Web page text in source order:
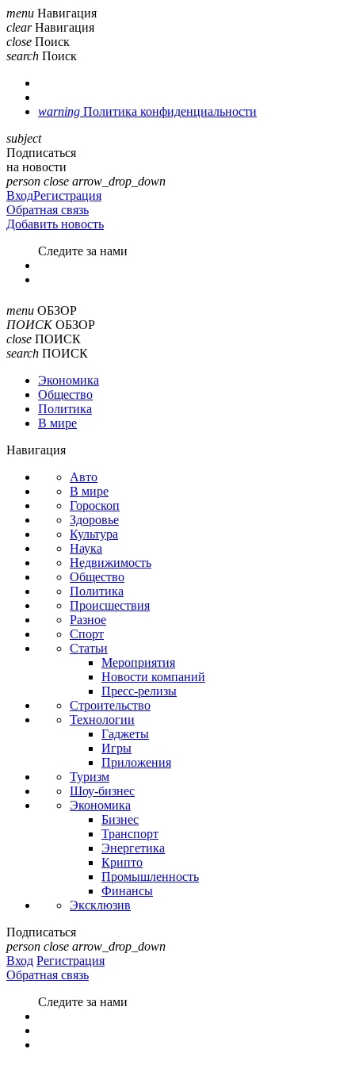
menu Навигация
clear Навигация
close Поиск
search Поиск
warning Политика конфиденциальности
subject
Подписаться
на новости
person close arrow_drop_down
ВходРегистрация
Обратная связь
Добавить новость
Cледите за нами
menu ОБЗОР
ПОИСК ОБЗОР
close ПОИСК
search ПОИСК
Экономика
Общество
Политика
В мире
Навигация
Авто
В мире
Гороскоп
Здоровье
Культура
Наука
Недвижимость
Общество
Политика
Происшествия
Разное
Спорт
Статьи
Мероприятия
Новости компаний
Пресс-релизы
Строительство
Технологии
Гаджеты
Игры
Приложения
Туризм
Шоу-бизнес
Экономика
Бизнес
Транспорт
Энергетика
Крипто
Промышленность
Финансы
Эксклюзив
Подписаться
person close arrow_drop_down
Вход Регистрация
Обратная связь
Следите за нами